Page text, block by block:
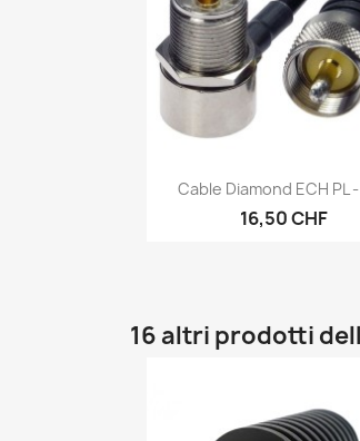
Anteprima
Cable Diamond ECH PL
16,50 CHF
16 altri prodotti